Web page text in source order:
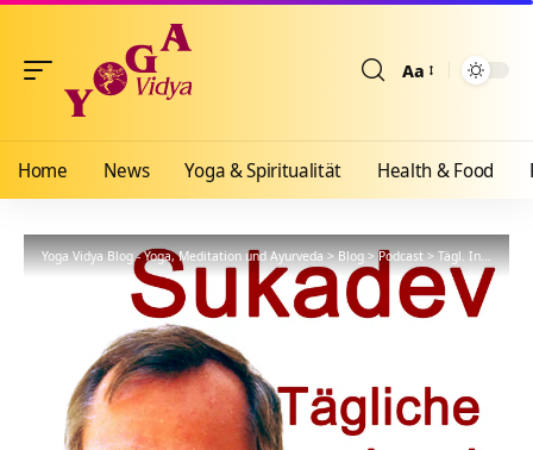
Aa
Home News Yoga & Spiritualität Health & Food
Yoga Vidya Blog - Yoga, Meditation und Ayurveda>Blog>Podcast>Tägl. Inspiration